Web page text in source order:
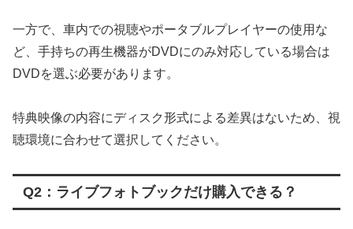
一方で、車内での視聴やポータブルプレイヤーの使用な
ど、手持ちの再生機器がDVDにのみ対応している場合は
DVDを選ぶ必要があります。
特典映像の内容にディスク形式による差異はないため、視
聴環境に合わせて選択してください。
Q2：ライブフォトブックだけ購入できる？